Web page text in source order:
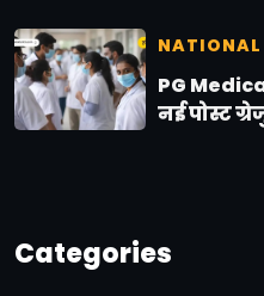
NATIONAL
PG
नई पोस्ट
Categories